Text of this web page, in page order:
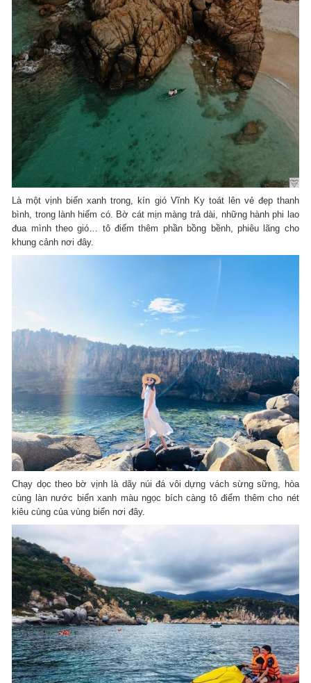
Là một vịnh biển xanh trong, kín gió Vĩnh Ky toát lên vẻ đẹp thanh
bình, trong lành hiếm có. Bờ cát mịn màng trả dài, những hành phi lao
đua mình theo gió… tô điểm thêm phần bồng bềnh, phiêu lãng cho
khung cảnh nơi đây.
Chạy dọc theo bờ vịnh là dãy núi đá vôi dựng vách sừng sững, hòa
cùng làn nước biển xanh màu ngọc bích càng tô điểm thêm cho nét
kiêu cùng của vùng biển nơi đây.